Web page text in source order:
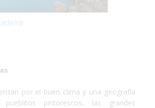
por el buen clima y una geografía
pueblitos pintorescos, las grandes